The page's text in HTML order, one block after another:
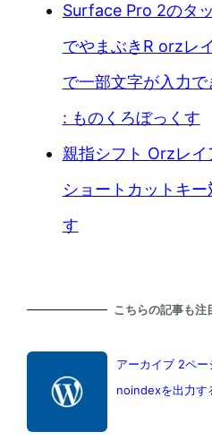
Surface Pro 2のタ
でやまぶきR orzレ
で一部文字が入力
: ものくろぼっくす
親指シフト Orzレ
ショートカットキ
す
こちらの記事も注
アーカイブ 2ペー
noindexを出力す